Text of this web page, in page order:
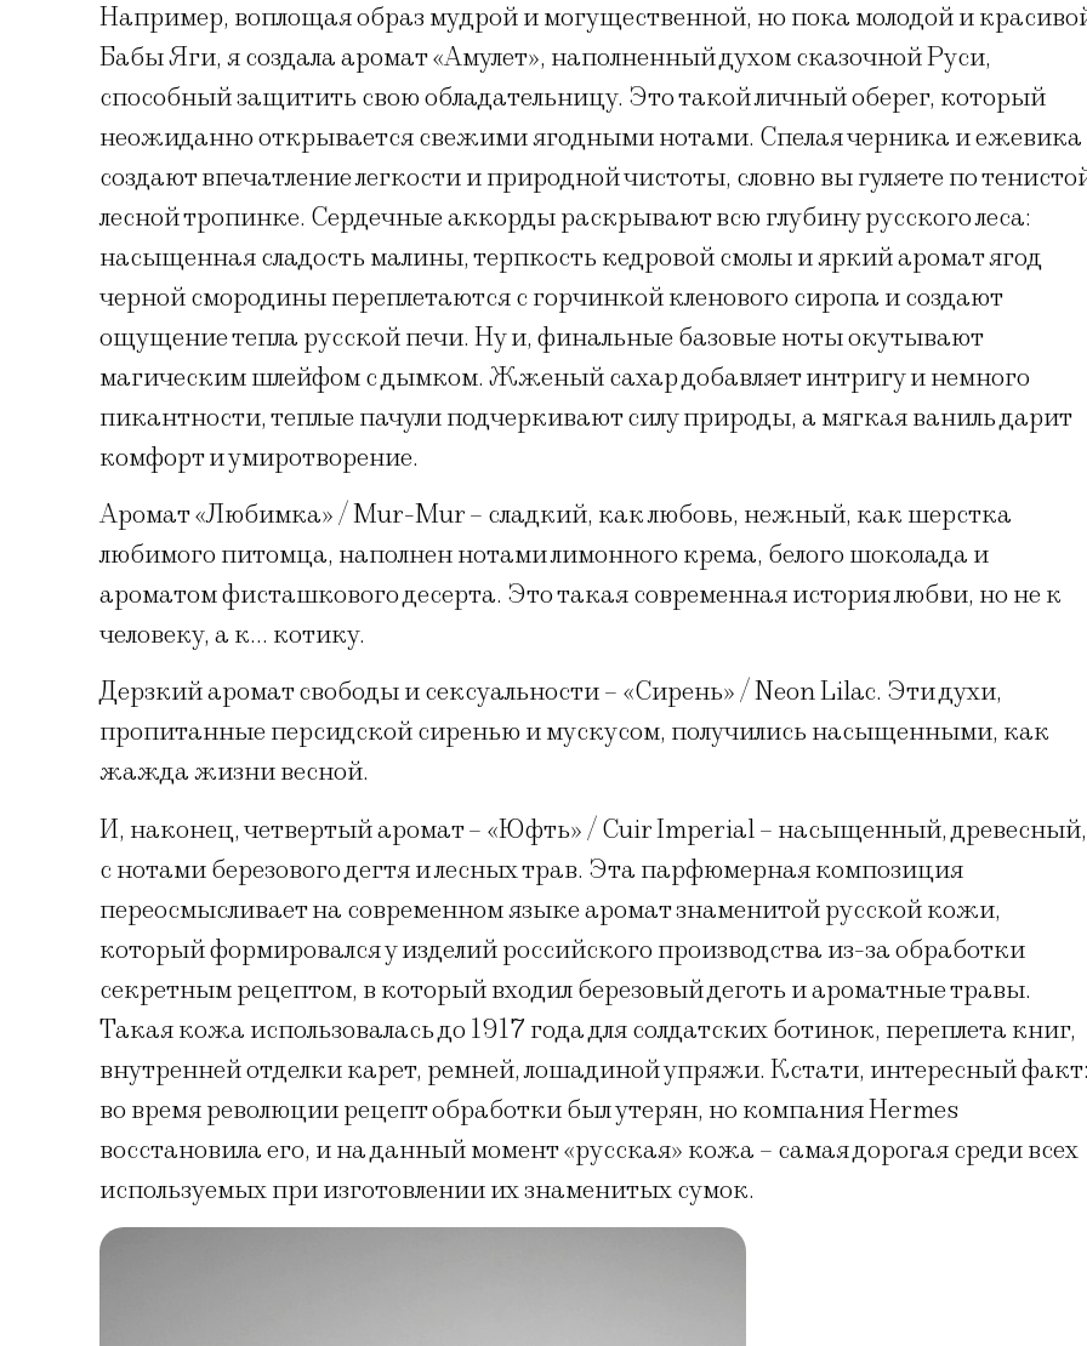
Например, воплощая образ мудрой и могущественной, но пока молодой и
Бабы Яги, я создала аромат «Амулет», наполненный духом сказочной Руси,
способный защитить свою обладательницу. Это такой личный оберег, который
неожиданно открывается свежими ягодными нотами. Спелая черника и ежевика
создают впечатление легкости и природной чистоты, словно вы гуляете по
лесной тропинке. Сердечные аккорды раскрывают всю глубину русского леса:
насыщенная сладость малины, терпкость кедровой смолы и яркий аромат ягод
черной смородины переплетаются с горчинкой кленового сиропа и создают
ощущение тепла русской печи. Ну и, финальные базовые ноты окутывают
магическим шлейфом с дымком. Жженый сахар добавляет интригу и немного
пикантности, теплые пачули подчеркивают силу природы, а мягкая ваниль дарит
комфорт и умиротворение.
Аромат «Любимка» / Mur-Mur – сладкий, как любовь, нежный, как шерстка
любимого питомца, наполнен нотами лимонного крема, белого шоколада и
ароматом фисташкового десерта. Это такая современная история любви, но не к
человеку, а к… котику.
Дерзкий аромат свободы и сексуальности – «Сирень» / Neon Lilac. Эти духи,
пропитанные персидской сиренью и мускусом, получились насыщенными, как
жажда жизни весной.
И, наконец, четвертый аромат – «Юфть» / Cuir Imperial – насыщенный, древесный,
с нотами березового дегтя и лесных трав. Эта парфюмерная композиция
переосмысливает на современном языке аромат знаменитой русской кожи,
который формировался у изделий российского производства из-за обработки
секретным рецептом, в который входил березовый деготь и ароматные травы.
Такая кожа использовалась до 1917 года для солдатских ботинок, переплета книг,
внутренней отделки карет, ремней, лошадиной упряжи. Кстати, интересный факт:
во время революции рецепт обработки был утерян, но компания Hermes
восстановила его, и на данный момент «русская» кожа – самая дорогая среди всех
используемых при изготовлении их знаменитых сумок.